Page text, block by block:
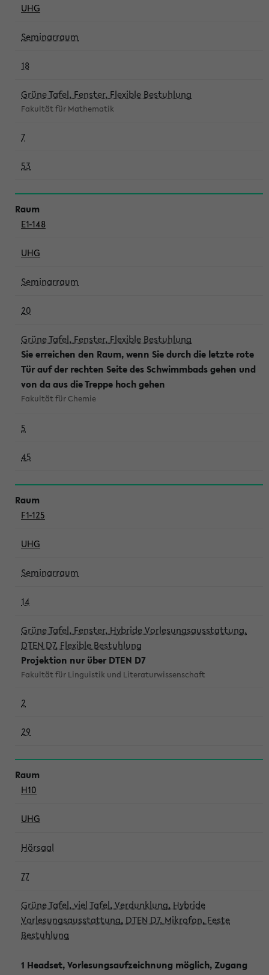
UHG
Seminarraum
18
Grüne Tafel, Fenster, Flexible Bestuhlung
Fakultät für Mathematik
7
53
E1-148
UHG
Seminarraum
20
Grüne Tafel, Fenster, Flexible Bestuhlung
Sie erreichen den Raum, wenn Sie durch die letzte rote
Tür auf der rechten Seite des Schwimmbads gehen und
von da aus die Treppe hoch gehen
Fakultät für Chemie
5
45
F1-125
UHG
Seminarraum
14
Grüne Tafel, Fenster, Hybride Vorlesungsausstattung,
DTEN D7, Flexible Bestuhlung
Projektion nur über DTEN D7
Fakultät für Linguistik und Literaturwissenschaft
2
29
H10
UHG
Hörsaal
77
Grüne Tafel, viel Tafel, Verdunklung, Hybride
Vorlesungsausstattung, DTEN D7, Mikrofon, Feste
Bestuhlung
1 Headset, Vorlesungsaufzeichnung möglich, Zugang